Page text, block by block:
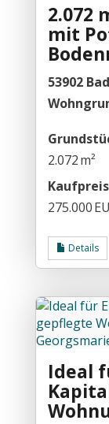
2.072
mit
53902
2.072 m²
275.000
Details
Ideal